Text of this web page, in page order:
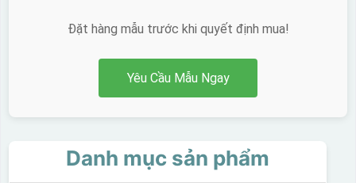
Đặt hàng mẫu trước khi quyết định mua!
Yêu Cầu Mẫu Ngay
Danh mục sản phẩm